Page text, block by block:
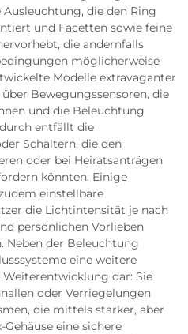
die den Ring
und Facetten sowie feine
die andernfalls
möglicherweise
Modelle extravaganter
Bewegungssensoren, die
und die Beleuchtung
entfällt die
Schaltern, die den
oder bei Heiratsanträgen
könnten. Einige
einstellbare
die Lichtintensität je nach
persönlichen Vorlieben
Neben der Beleuchtung
eine weitere
dar: Sie
oder Verriegelungen
die mittels starker, aber
eine sichere